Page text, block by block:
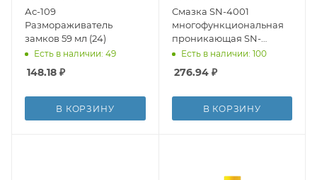
Ас-109
Размораживатель
замков 59 мл (24)
Есть в наличии: 49
148.18 ₽
В КОРЗИНУ
Смазка SN-4001
многофункциональная
проникающая SN-
40,аэрозоль,140мл (24)
Есть в наличии: 100
276.94₽
В КОРЗИНУ